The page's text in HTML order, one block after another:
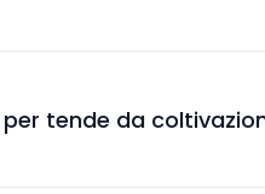
tende da